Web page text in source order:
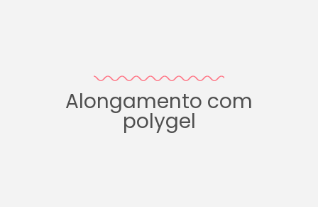
Alongamento com
polygel